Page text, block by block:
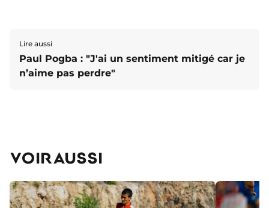
Lire aussi
Paul Pogba : "J'ai un sentiment mitigé car je
n’aime pas perdre"
VOIR AUSSI